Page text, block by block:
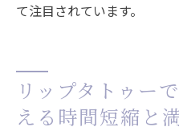
て注目されています。
リップタトゥー
える時間短縮と